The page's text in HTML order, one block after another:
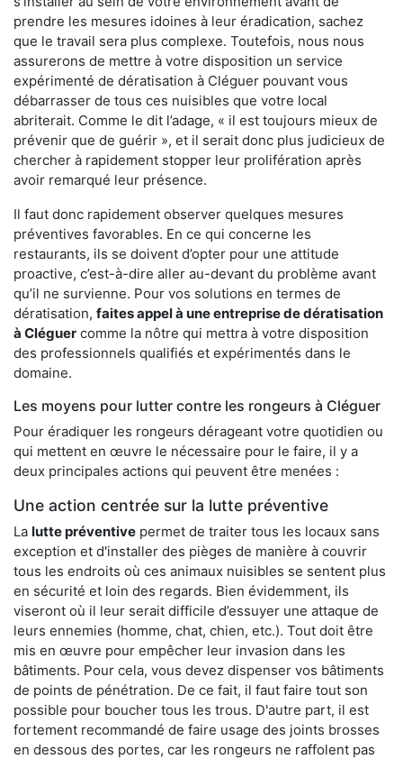
prendre les mesures idoines à leur éradication, sachez
que le travail sera plus complexe. Toutefois, nous nous
assurerons de mettre à votre disposition un service
expérimenté de dératisation à Cléguer pouvant vous
débarrasser de tous ces nuisibles que votre local
abriterait. Comme le dit l’adage, « il est toujours mieux de
prévenir que de guérir », et il serait donc plus judicieux de
chercher à rapidement stopper leur prolifération après
avoir remarqué leur présence.
Il faut donc rapidement observer quelques mesures
préventives favorables. En ce qui concerne les
restaurants, ils se doivent d’opter pour une attitude
proactive, c’est-à-dire aller au-devant du problème avant
qu’il ne survienne. Pour vos solutions en termes de
dératisation, faites appel à une entreprise de dératisation
à Cléguer comme la nôtre qui mettra à votre disposition
des professionnels qualifiés et expérimentés dans le
domaine.
Les moyens pour lutter contre les rongeurs à Cléguer
Pour éradiquer les rongeurs dérageant votre quotidien ou
qui mettent en œuvre le nécessaire pour le faire, il y a
deux principales actions qui peuvent être menées :
Une action centrée sur la lutte préventive
La lutte préventive permet de traiter tous les locaux sans
exception et d'installer des pièges de manière à couvrir
tous les endroits où ces animaux nuisibles se sentent plus
en sécurité et loin des regards. Bien évidemment, ils
viseront où il leur serait difficile d’essuyer une attaque de
leurs ennemies (homme, chat, chien, etc.). Tout doit être
mis en œuvre pour empêcher leur invasion dans les
bâtiments. Pour cela, vous devez dispenser vos bâtiments
de points de pénétration. De ce fait, il faut faire tout son
possible pour boucher tous les trous. D'autre part, il est
fortement recommandé de faire usage des joints brosses
en dessous des portes, car les rongeurs ne raffolent pas